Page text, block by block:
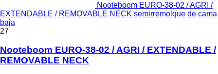
Nooteboom EURO-38-02 / AGRI /
EXTENDABLE / REMOVABLE NECK semirremolque de cama
baja
27
Nooteboom EURO-38-02 / AGRI / EXTENDABLE /
REMOVABLE NECK